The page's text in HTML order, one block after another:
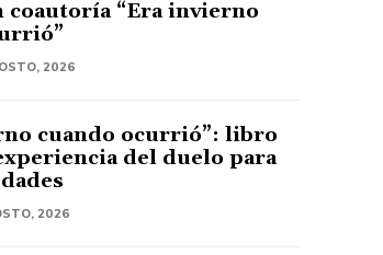
coautoría “Era invierno
2026
cuando ocurrió”: libro
del duelo para
2026